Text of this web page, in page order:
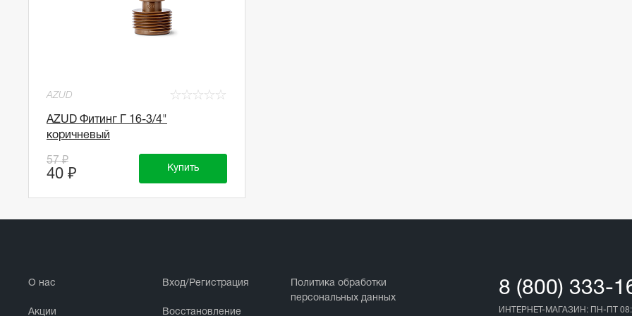
AZUD ☆
☆
☆
☆
☆
AZUD Фитинг Г 16-3/4"
коричневый
57 ₽
40 ₽ Купить
О нас
Акции
Вход/Регистрация
Восстановление
Политика обработки
персональных данных
8 (800) 333-
ИНТЕРНЕТ-МАГАЗИН: ПН-ПТ